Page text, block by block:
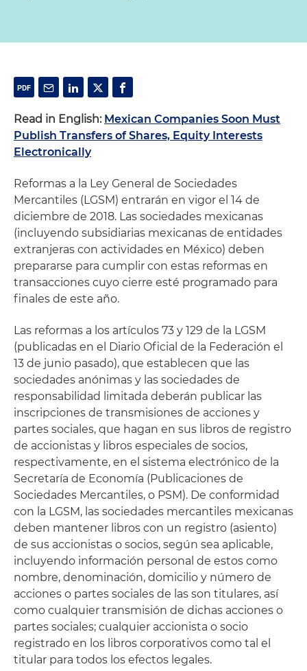
Read in English: Mexican Companies Soon Must
Publish Transfers of Shares, Equity Interests
Electronically
Reformas a la Ley General de Sociedades
Mercantiles (LGSM) entrarán en vigor el 14 de
diciembre de 2018. Las sociedades mexicanas
(incluyendo subsidiarias mexicanas de entidades
extranjeras con actividades en México) deben
prepararse para cumplir con estas reformas en
transacciones cuyo cierre esté programado para
finales de este año.
Las reformas a los artículos 73 y 129 de la LGSM
(publicadas en el Diario Oficial de la Federación el
13 de junio pasado), que establecen que las
sociedades anónimas y las sociedades de
responsabilidad limitada deberán publicar las
inscripciones de transmisiones de acciones y
partes sociales, que hagan en sus libros de registro
de accionistas y libros especiales de socios,
respectivamente, en el sistema electrónico de la
Secretaría de Economía (Publicaciones de
Sociedades Mercantiles, o PSM). De conformidad
con la LGSM, las sociedades mercantiles mexicanas
deben mantener libros con un registro (asiento)
de sus accionistas o socios, según sea aplicable,
incluyendo información personal de estos como
nombre, denominación, domicilio y número de
acciones o partes sociales de las son titulares, así
como cualquier transmisión de dichas acciones o
partes sociales; cualquier accionista o socio
registrado en los libros corporativos como tal el
titular para todos los efectos legales.